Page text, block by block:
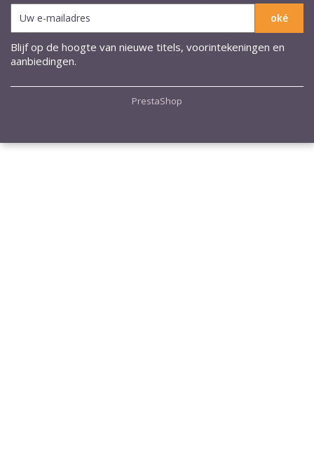
Blijf op de hoogte van nieuwe titels, voorintekeningen en
aanbiedingen.
PrestaShop